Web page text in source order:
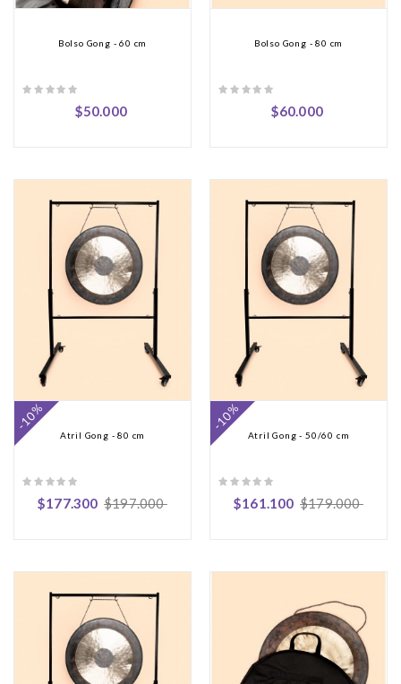
Bolso Gong - 60 cm
$50.000
Bolso Gong - 80 cm
$60.000
Atril Gong - 80 cm
$177.300 $197.000
-10%
Atril Gong - 50/60 cm
$161.100 $179.000
-10%